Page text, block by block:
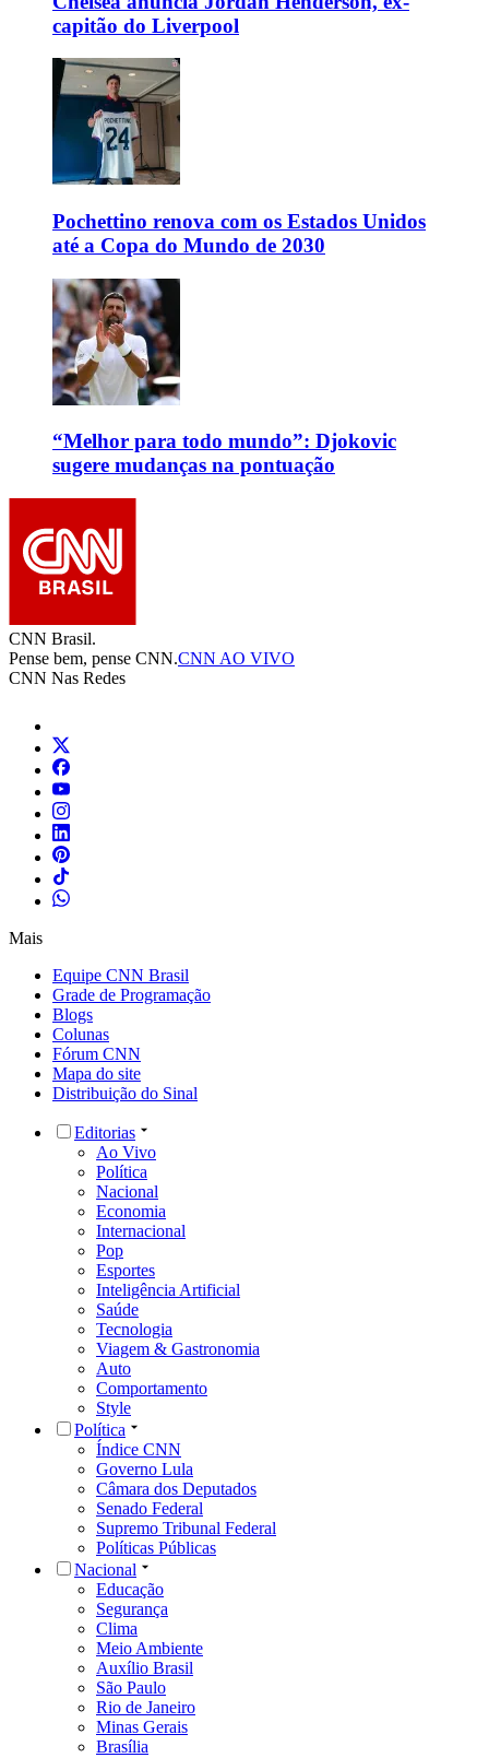
capitão do Liverpool
Pochettino renova com os Estados Unidos
até a Copa do Mundo de 2030
“Melhor para todo mundo”: Djokovic
sugere mudanças na pontuação
CNN Brasil.
Pense bem, pense CNN.CNN AO VIVO
CNN Nas Redes
Mais
Equipe CNN Brasil
Grade de Programação
Blogs
Colunas
Fórum CNN
Mapa do site
Distribuição do Sinal
Editorias
Ao Vivo
Política
Nacional
Economia
Internacional
Pop
Esportes
Inteligência Artificial
Saúde
Tecnologia
Viagem & Gastronomia
Auto
Comportamento
Style
Política
Índice CNN
Governo Lula
Câmara dos Deputados
Senado Federal
Supremo Tribunal Federal
Políticas Públicas
Nacional
Educação
Segurança
Clima
Meio Ambiente
Auxílio Brasil
São Paulo
Rio de Janeiro
Minas Gerais
Brasília